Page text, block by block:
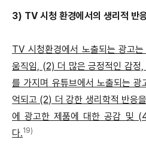
3) TV 시청 환경에서의 생리적 반
TV 시청환경에서 노출되는 광고
움직임, (2) 더 많은 긍정적인 감
를 가지며 유튜브에서 노출되는
억되고 (2) 더 강한 생리학적 반응
에 광고한 제품에 대한 공감 및
다.19)